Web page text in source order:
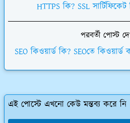
HTTPS কি? SSL
পরবর্তী পোস্ট
SEO কিওয়ার্ড কি? SEOতে কিওয়ার্ড
এই পোস্টে এখনো কেউ মন্তব্য করে নি